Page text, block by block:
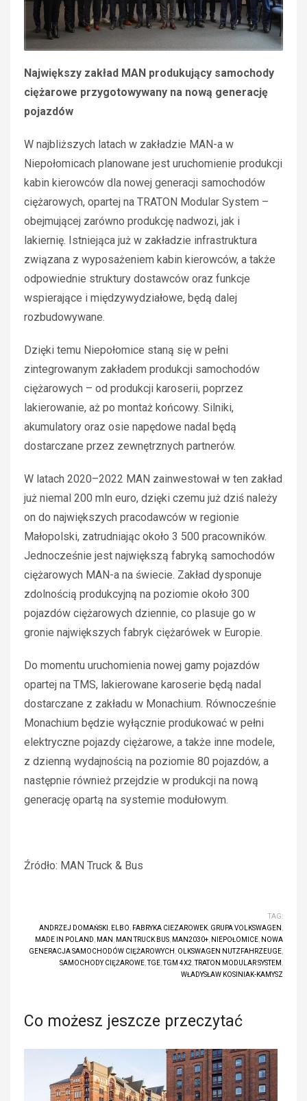
Największy zakład MAN produkujący samochody
ciężarowe przygotowywany na nową generację
pojazdów
W najbliższych latach w zakładzie MAN-a w
Niepołomicach planowane jest uruchomienie produkcji
kabin kierowców dla nowej generacji samochodów
ciężarowych, opartej na TRATON Modular System –
obejmującej zarówno produkcję nadwozi, jak i
lakiernię. Istniejąca już w zakładzie infrastruktura
związana z wyposażeniem kabin kierowców, a także
odpowiednie struktury dostawców oraz funkcje
wspierające i międzywydziałowe, będą dalej
rozbudowywane.
Dzięki temu Niepołomice staną się w pełni
zintegrowanym zakładem produkcji samochodów
ciężarowych – od produkcji karoserii, poprzez
lakierowanie, aż po montaż końcowy. Silniki,
akumulatory oraz osie napędowe nadal będą
dostarczane przez zewnętrznych partnerów.
W latach 2020–2022 MAN zainwestował w ten zakład
już niemal 200 mln euro, dzięki czemu już dziś należy
on do największych pracodawców w regionie
Małopolski, zatrudniając około 3 500 pracowników.
Jednocześnie jest największą fabryką samochodów
ciężarowych MAN-a na świecie. Zakład dysponuje
zdolnością produkcyjną na poziomie około 300
pojazdów ciężarowych dziennie, co plasuje go w
gronie największych fabryk ciężarówek w Europie.
Do momentu uruchomienia nowej gamy pojazdów
opartej na TMS, lakierowane karoserie będą nadal
dostarczane z zakładu w Monachium. Równocześnie
Monachium będzie wyłącznie produkować w pełni
elektryczne pojazdy ciężarowe, a także inne modele,
z dzienną wydajnością na poziomie 80 pojazdów, a
następnie również przejdzie w produkcji na nową
generację opartą na systemie modułowym.
Źródło: MAN Truck & Bus
TAG:
ANDRZEJ DOMAŃSKI
ELBO FABRYKA CIEZAROWEK GRUPA VOLKSWAGEN
MADE IN POLAND
MAN MAN TRUCK BUS MAN2030+ NIEPOŁOMICE NOWA
GENERACJA SAMOCHODÓW CIĘŻAROWYCH
OLKSWAGEN NUTZFAHRZEUGE
SAMOCHODY CIĘŻAROWE ,TGE ,TGM 4X2 ,TRATON MODULAR SYSTEM
WŁADYSŁAW KOSINIAK-KAMYSZ
Co możesz jeszcze przeczytać